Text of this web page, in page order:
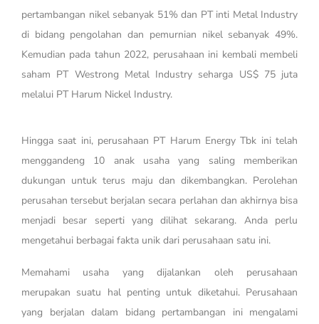
pertambangan nikel sebanyak 51% dan PT inti Metal Industry
di bidang pengolahan dan pemurnian nikel sebanyak 49%.
Kemudian pada tahun 2022, perusahaan ini kembali membeli
saham PT Westrong Metal Industry seharga US$ 75 juta
melalui PT Harum Nickel Industry.
Hingga saat ini, perusahaan PT Harum Energy Tbk ini telah
menggandeng 10 anak usaha yang saling memberikan
dukungan untuk terus maju dan dikembangkan. Perolehan
perusahan tersebut berjalan secara perlahan dan akhirnya bisa
menjadi besar seperti yang dilihat sekarang. Anda perlu
mengetahui berbagai fakta unik dari perusahaan satu ini.
Memahami usaha yang dijalankan oleh perusahaan
merupakan suatu hal penting untuk diketahui. Perusahaan
yang berjalan dalam bidang pertambangan ini mengalami